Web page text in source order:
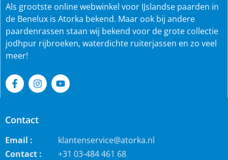
Als grootste online webwinkel voor IJslandse paarden in
de Benelux is Atorka bekend. Maar ook bij andere
paardenrassen staan wij bekend voor de grote collectie
jodhpur rijbroeken, waterdichte ruiterjassen en zo veel
meer!
Contact
Email :
klantenservice@atorka.nl
Contact :
+31 03-484 461 68